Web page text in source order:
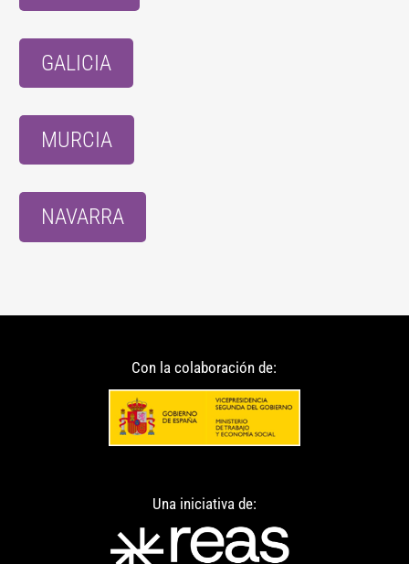
GALICIA
MURCIA
NAVARRA
Con la colaboración de:
Una iniciativa de: